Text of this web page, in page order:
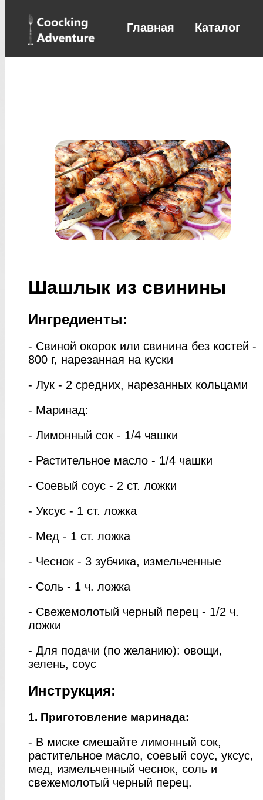
Главная Каталог
Шашлык из свинины
Ингредиенты:
- Свиной окорок или свинина без костей -
800 г, нарезанная на куски
- Лук - 2 средних, нарезанных кольцами
- Маринад:
- Лимонный сок - 1/4 чашки
- Растительное масло - 1/4 чашки
- Соевый соус - 2 ст. ложки
- Уксус - 1 ст. ложка
- Мед - 1 ст. ложка
- Чеснок - 3 зубчика, измельченные
- Соль - 1 ч. ложка
- Свежемолотый черный перец - 1/2 ч.
ложки
- Для подачи (по желанию): овощи,
зелень, соус
Инструкция:
1. Приготовление маринада:
- В миске смешайте лимонный сок,
растительное масло, соевый соус, уксус,
мед, измельченный чеснок, соль и
свежемолотый черный перец.